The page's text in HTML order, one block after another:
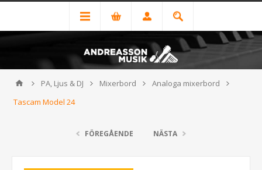
PA, Ljus & DJ Mixerbord
Analoga mixerbord
Tascam Model 24
FÖREGÅENDE NÄSTA